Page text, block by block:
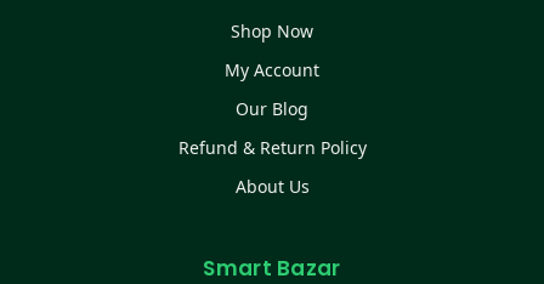
Shop Now
My Account
Our Blog
Refund & Return Policy
About Us
Smart Bazar